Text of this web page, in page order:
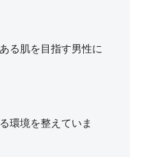
る肌を目指す男性に
環境を整えていま